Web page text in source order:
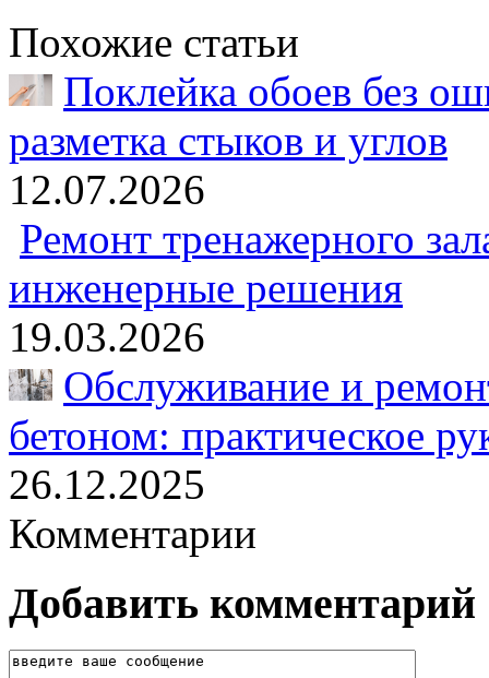
Похожие статьи
Поклейка обоев без
разметка стыков и углов
12.07.2026
Ремонт тренажерного
инженерные решения
19.03.2026
Обслуживание и
бетоном: практическое
26.12.2025
Комментарии
Добавить комментарий